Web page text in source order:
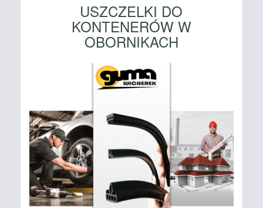
USZCZELKI DO
KONTENERÓW W
OBORNIKACH